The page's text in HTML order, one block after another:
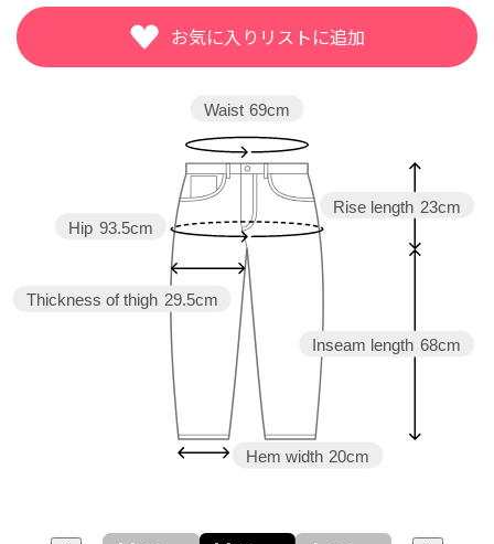
08/15 08/15
Inseam length 68cm
Rise length 23cm
Hem width 20cm
Thickness of thigh 29.5cm
Hip 93.5cm
Waist 69cm